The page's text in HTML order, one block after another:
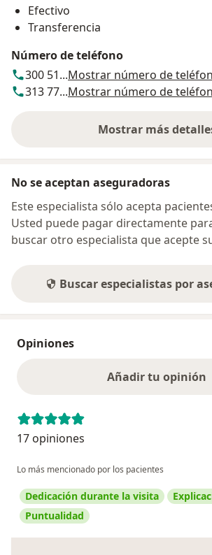
Efectivo
Transferencia
Número de teléfono
300 51...Mostrar número de
313 77...Mostrar número de
Mostrar mássobre la
No se aceptan aseguradoras
Este especialista sólo acepta
Usted puede pagar directamente
buscar otro especialista que acepte
Buscar especialistas por
Opiniones
Añadir tu opinión
17 opiniones
Lo más mencionado por los pacientes
Dedicación durante la visita
Puntualidad